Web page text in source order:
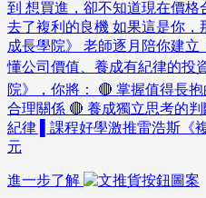
到 想買進，卻不知道現在價
去了複利的良機 如果這是你，
成長學院》 老師逐月陪你建
懂公司價值、養成有紀律的投
院》，你將： 🔴 掌握值得長
合理關係 🔴 養成獨立思考的
紀律 ▌課程好學激推雷浩斯《
元
進一步了解